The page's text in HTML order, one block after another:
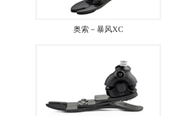
奥索－暴风XC